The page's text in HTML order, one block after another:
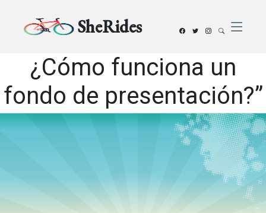
SheRides
¿Cómo funciona un
fondo de presentación?”